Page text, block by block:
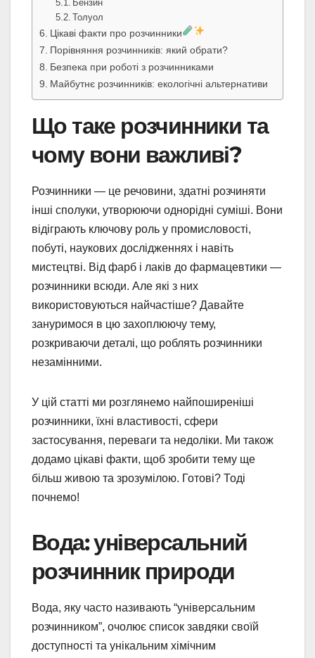
Бензин
Толуол
Цікаві факти про розчинники
Порівняння розчинників: який обрати?
Безпека при роботі з розчинниками
Майбутнє розчинників: екологічні альтернативи
Що таке розчинники та
чому вони важливі?
Розчинники — це речовини, здатні розчиняти
інші сполуки, утворюючи однорідні суміші. Вони
відіграють ключову роль у промисловості,
побуті, наукових дослідженнях і навіть
мистецтві. Від фарб і лаків до фармацевтики —
розчинники всюди. Але які з них
використовуються найчастіше? Давайте
зануримося в цю захоплюючу тему,
розкриваючи деталі, що роблять розчинники
незамінними.
У цій статті ми розглянемо найпоширеніші
розчинники, їхні властивості, сфери
застосування, переваги та недоліки. Ми також
додамо цікаві факти, щоб зробити тему ще
більш живою та зрозумілою. Готові? Тоді
почнемо!
Вода: універсальний
розчинник природи
Вода, яку часто називають “універсальним
розчинником”, очолює список завдяки своїй
доступності та унікальним хімічним